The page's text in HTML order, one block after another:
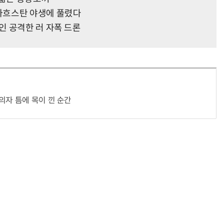
스탄 야생에 풀렸다
공격한 러 자폭 드론
자 틈에 목이 낀 순간